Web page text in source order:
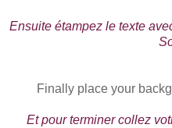
Ensuite étampez le texte
Finally place your
Et pour terminer collez